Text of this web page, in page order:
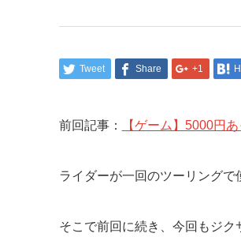
Tweet Share +1
前回記事： 【ゲーム】5000円
ライダーが一回のツーリングで
そこで前回に続き、今回もジク